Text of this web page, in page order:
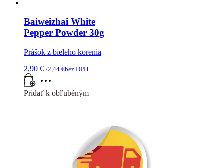
Baiweizhai White
Pepper Powder 30g
Prášok z bieleho korenia
2,90 € /2,44 €bez DPH
Pridať k obľubéným